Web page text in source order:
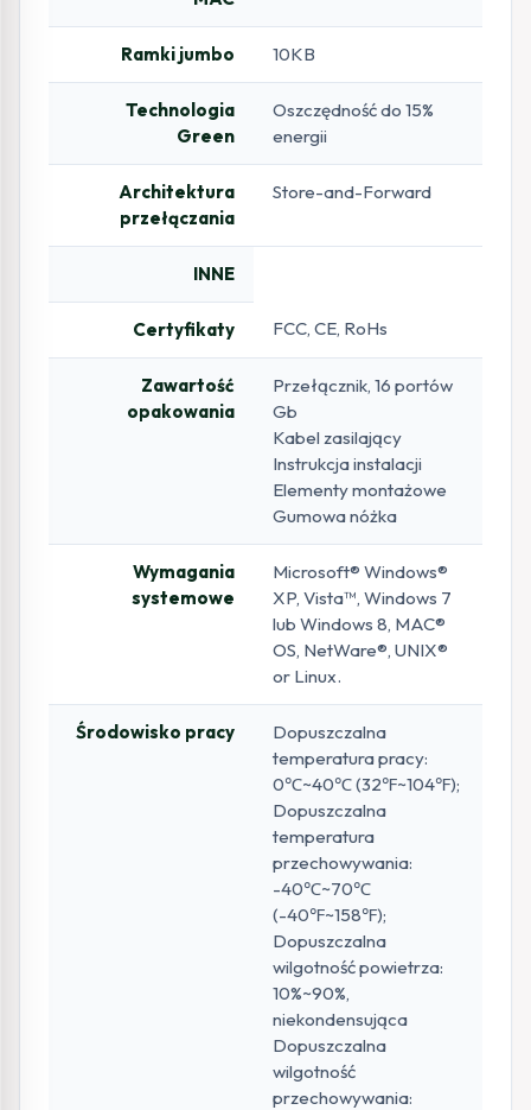
Ramki jumbo 10KB
Technologia
Green
Oszczędność do 15%
energii
Architektura
przełączania
Store-and-Forward
INNE
Certyfikaty FCC, CE, RoHs
Zawartość
opakowania
Przełącznik, 16 portów
Gb
Kabel zasilający
Instrukcja instalacji
Elementy montażowe
Gumowa nóżka
Wymagania
systemowe
Microsoft® Windows®
XP, Vista™, Windows 7
lub Windows 8, MAC®
OS, NetWare®, UNIX®
or Linux.
Środowisko pracy
Dopuszczalna
temperatura pracy:
0℃~40℃ (32℉~104℉);
Dopuszczalna
temperatura
przechowywania:
-40℃~70℃
(-40℉~158℉);
Dopuszczalna
wilgotność powietrza:
10%~90%,
niekondensująca
Dopuszczalna
wilgotność
przechowywania: